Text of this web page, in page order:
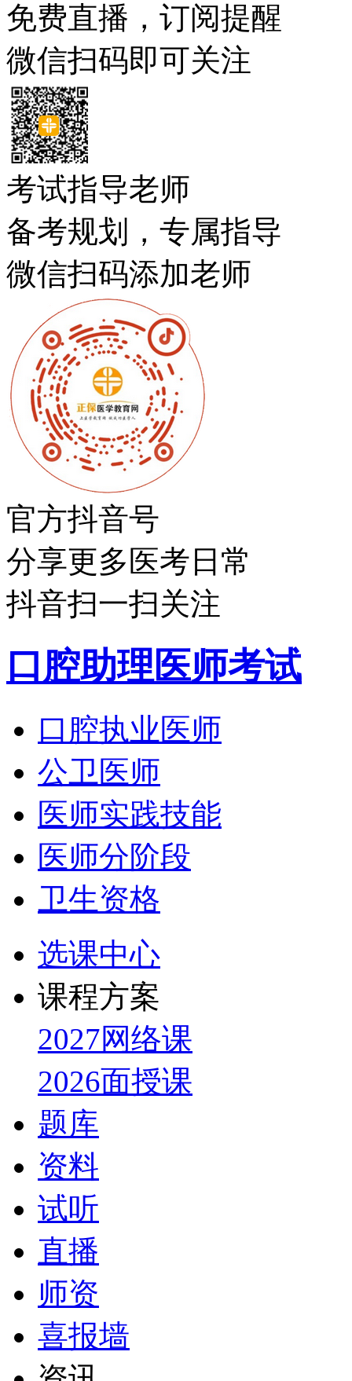
免费直播，订阅提醒
微信扫码即可关注
考试指导老师
备考规划，专属指导
微信扫码添加老师
官方抖音号
分享更多医考日常
抖音扫一扫关注
口腔助理医师考试
口腔执业医师
公卫医师
医师实践技能
医师分阶段
卫生资格
选课中心
课程方案
2027网络课
2026面授课
题库
资料
试听
直播
师资
喜报墙